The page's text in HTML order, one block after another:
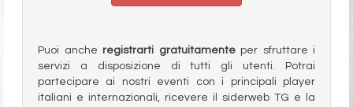
Puoi anche registrarti gratuitamenteper sfruttare i
servizi a disposizione di tutti gli utenti. Potrai
partecipare ai nostri eventi con i principali player
italiani e internazionali, ricevere il siderweb TG e la